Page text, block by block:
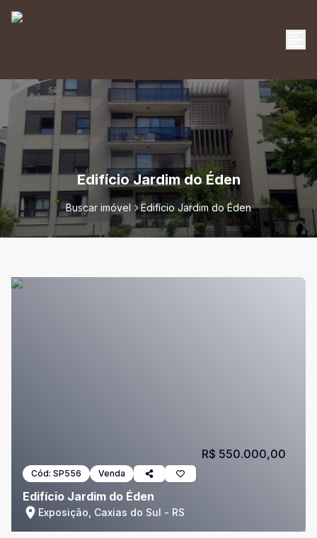
Edifício Jardim do Éden
Buscar imóvel Edifício Jardim do Éden
Cód: SP556 Venda
Edifício Jardim do Éden
Exposição, Caxias do Sul - RS
R$ 550.000,00